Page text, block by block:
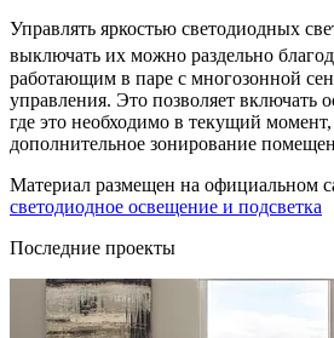
Управлять яркостью светодиодных
выключать их можно раздельно
работающим в паре с многозонной
управления. Это позволяет включать
где это необходимо в текущий момент,
дополнительное зонирование
Материал размещен на официальном
светодиодное освещение и подсветка
Последние проекты